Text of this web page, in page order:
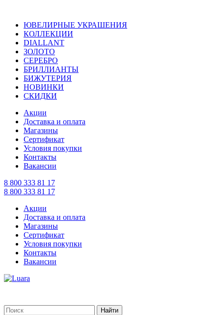
ЮВЕЛИРНЫЕ УКРАШЕНИЯ
КОЛЛЕКЦИИ
DIALLANT
ЗОЛОТО
СЕРЕБРО
БРИЛЛИАНТЫ
БИЖУТЕРИЯ
НОВИНКИ
СКИДКИ
Акции
Доставка и оплата
Магазины
Сертификат
Условия покупки
Контакты
Вакансии
8 800 333 81 17
8 800 333 81 17
Акции
Доставка и оплата
Магазины
Сертификат
Условия покупки
Контакты
Вакансии